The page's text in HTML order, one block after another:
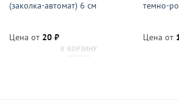
(заколка-автомат) 6 см
Цена от 20 ₽
В КОРЗИНУ
темно-
Цена от